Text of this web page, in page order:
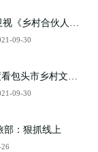
乡村振兴丨酷雷曼亮相湖南卫视《乡村合伙人》走进黄家塝村
09-30
VR科技赋能乡村振兴丨720度看包头市乡村文旅建设新图景
09-30
部：狠抓线上